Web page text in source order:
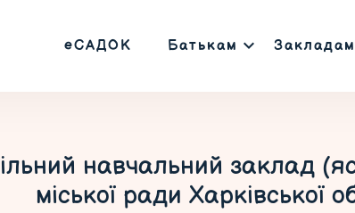
еСАДОК Батькам Закладам
навчальний заклад
міської ради Харківської